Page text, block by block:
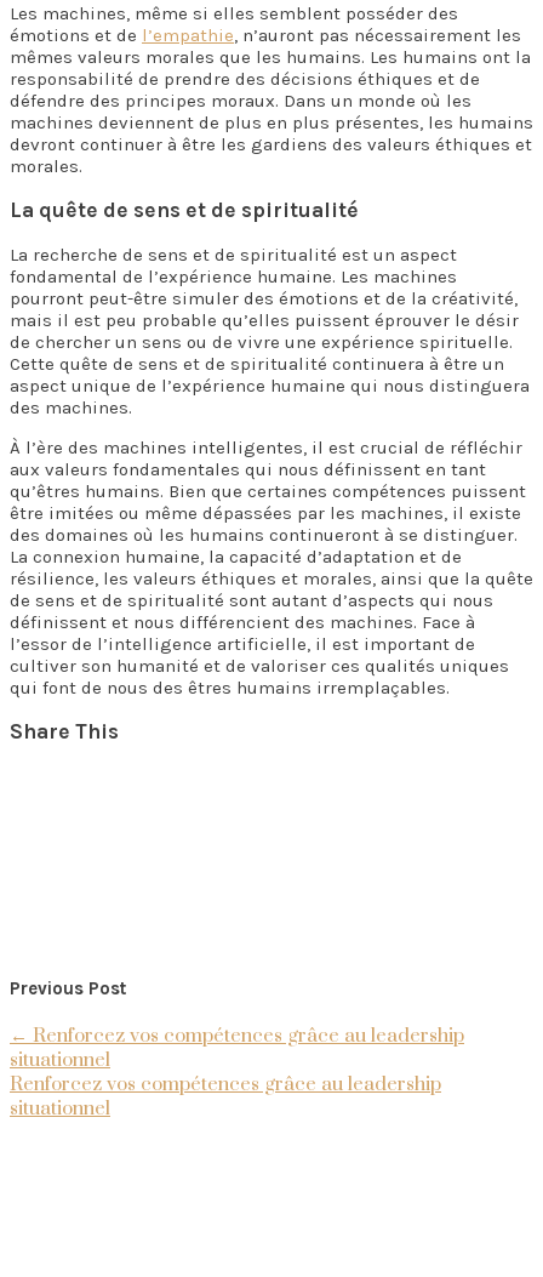
Les machines, même si elles semblent posséder des
émotions et de l’empathie, n’auront pas nécessairement les
mêmes valeurs morales que les humains. Les humains ont la
responsabilité de prendre des décisions éthiques et de
défendre des principes moraux. Dans un monde où les
machines deviennent de plus en plus présentes, les humains
devront continuer à être les gardiens des valeurs éthiques et
morales.
La quête de sens et de spiritualité
La recherche de sens et de spiritualité est un aspect
fondamental de l’expérience humaine. Les machines
pourront peut-être simuler des émotions et de la créativité,
mais il est peu probable qu’elles puissent éprouver le désir
de chercher un sens ou de vivre une expérience spirituelle.
Cette quête de sens et de spiritualité continuera à être un
aspect unique de l’expérience humaine qui nous distinguera
des machines.
À l’ère des machines intelligentes, il est crucial de réfléchir
aux valeurs fondamentales qui nous définissent en tant
qu’êtres humains. Bien que certaines compétences puissent
être imitées ou même dépassées par les machines, il existe
des domaines où les humains continueront à se distinguer.
La connexion humaine, la capacité d’adaptation et de
résilience, les valeurs éthiques et morales, ainsi que la quête
de sens et de spiritualité sont autant d’aspects qui nous
définissent et nous différencient des machines. Face à
l’essor de l’intelligence artificielle, il est important de
cultiver son humanité et de valoriser ces qualités uniques
qui font de nous des êtres humains irremplaçables.
Share This
Previous Post
← Renforcez vos compétences grâce au leadership
situationnel
Renforcez vos compétences grâce au leadership
situationnel